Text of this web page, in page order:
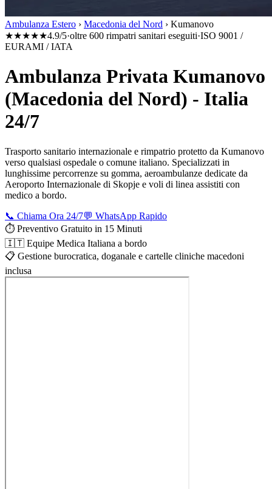
Ambulanza Estero › Macedonia del Nord › Kumanovo
★★★★★4.9/5·oltre 600 rimpatri sanitari eseguiti·ISO 9001 /
EURAMI / IATA
Ambulanza Privata Kumanovo
(Macedonia del Nord) - Italia
24/7
Trasporto sanitario internazionale e rimpatrio protetto da Kumanovo
verso qualsiasi ospedale o comune italiano. Specializzati in
lunghissime percorrenze su gomma, aeroambulanze dedicate da
Aeroporto Internazionale di Skopje e voli di linea assistiti con
medico a bordo.
📞 Chiama Ora 24/7💬 WhatsApp Rapido
⏱️ Preventivo Gratuito in 15 Minuti
🇮🇹 Equipe Medica Italiana a bordo
📋 Gestione burocratica, doganale e cartelle cliniche macedoni
inclusa